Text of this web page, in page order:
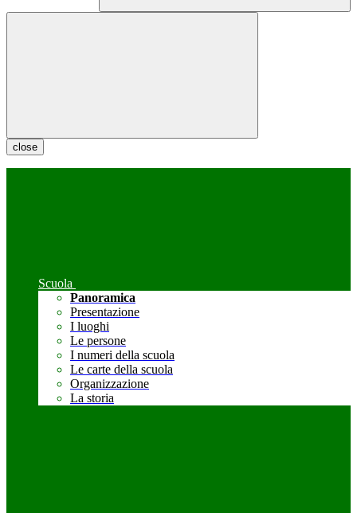
close
Scuola
Panoramica
Presentazione
I luoghi
Le persone
I numeri della scuola
Le carte della scuola
Organizzazione
La storia